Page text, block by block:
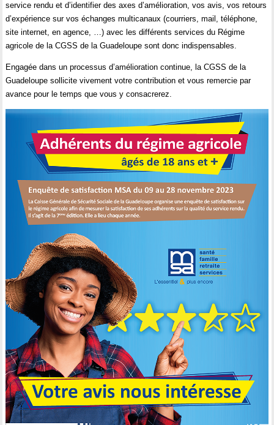
service rendu et d’identifier des axes d’amélioration, vos avis, vos retours
d’expérience sur vos échanges multicanaux (courriers, mail, téléphone,
site internet, en agence, …) avec les différents services du Régime
agricole de la CGSS de la Guadeloupe sont donc indispensables.
Engagée dans un processus d’amélioration continue, la CGSS de la
Guadeloupe sollicite vivement votre contribution et vous remercie par
avance pour le temps que vous y consacrerez.